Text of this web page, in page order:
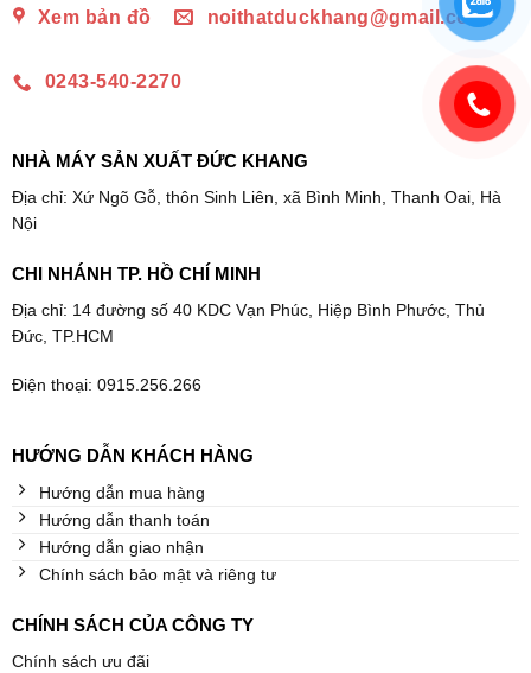
Xem bản đồ
noithatduckhang@gmail.com
0243-540-2270
NHÀ MÁY SẢN XUẤT ĐỨC KHANG
Địa chỉ: Xứ Ngõ Gỗ, thôn Sinh Liên, xã Bình Minh, Thanh Oai, Hà
Nội
CHI NHÁNH TP. HỒ CHÍ MINH
Địa chỉ: 14 đường số 40 KDC Vạn Phúc, Hiệp Bình Phước, Thủ
Đức, TP.HCM
Điện thoại: 0915.256.266
HƯỚNG DẪN KHÁCH HÀNG
Hướng dẫn mua hàng
Hướng dẫn thanh toán
Hướng dẫn giao nhận
Chính sách bảo mật và riêng tư
CHÍNH SÁCH CỦA CÔNG TY
Chính sách ưu đãi